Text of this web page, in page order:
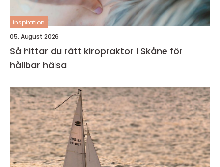
inspiration
05. August 2026
Så hittar du rätt kiropraktor i Skåne för
hållbar hälsa